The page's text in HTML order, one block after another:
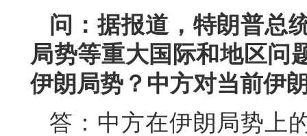
问：据报道，特朗普总
局势等重大国际和地区问
伊朗局势？中方对当前伊
答：中方在伊朗局势上